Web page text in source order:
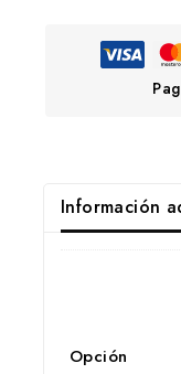
Información
Opción